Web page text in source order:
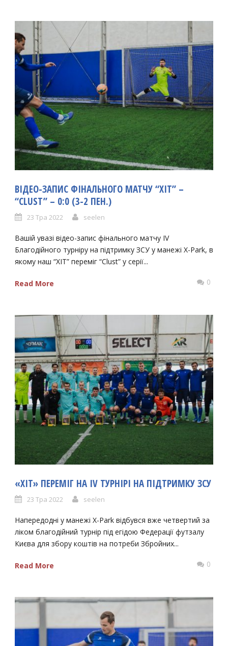
ВІДЕО-ЗАПИС ФІНАЛЬНОГО МАТЧУ “ХІТ” –
“CLUST” – 0:0 (3-2 ПЕН.)
23 Тра 2022 seelen
Вашій увазі відео-запис фінального матчу IV
Благодійного турніру на підтримку ЗСУ у манежі X-Park, в
якому наш “ХІТ” переміг “Clust” у серії...
Read More 0
«ХІТ» ПЕРЕМІГ НА IV ТУРНІРІ НА ПІДТРИМКУ ЗСУ
23 Тра 2022 seelen
Напередодні у манежі X-Park відбувся вже четвертий за
ліком благодійний турнір під егідою Федерації футзалу
Києва для збору коштів на потреби Збройних...
Read More 0